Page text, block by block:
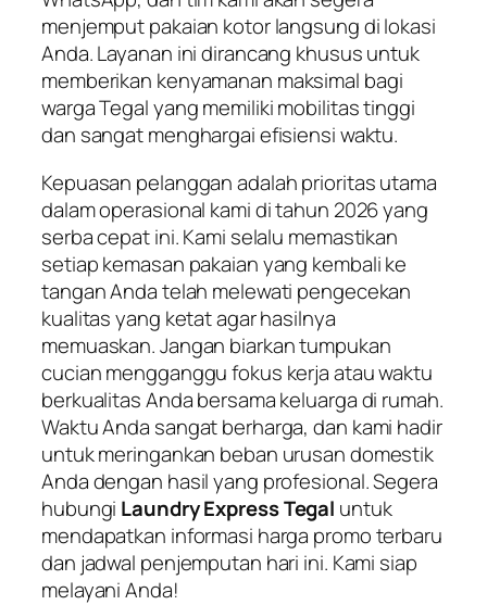
menjemput pakaian kotor langsung di lokasi
Anda. Layanan ini dirancang khusus untuk
memberikan kenyamanan maksimal bagi
warga Tegal yang memiliki mobilitas tinggi
dan sangat menghargai efisiensi waktu.
Kepuasan pelanggan adalah prioritas utama
dalam operasional kami di tahun 2026 yang
serba cepat ini. Kami selalu memastikan
setiap kemasan pakaian yang kembali ke
tangan Anda telah melewati pengecekan
kualitas yang ketat agar hasilnya
memuaskan. Jangan biarkan tumpukan
cucian mengganggu fokus kerja atau waktu
berkualitas Anda bersama keluarga di rumah.
Waktu Anda sangat berharga, dan kami hadir
untuk meringankan beban urusan domestik
Anda dengan hasil yang profesional. Segera
hubungi Laundry Express Tegal untuk
mendapatkan informasi harga promo terbaru
dan jadwal penjemputan hari ini. Kami siap
melayani Anda!